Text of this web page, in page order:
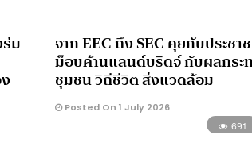
ม จาก EEC ถึง SEC คุยกับประชา
ม็อบค้านแลนด์บริดจ์ กับผลกระ
ชุมชน วิถีชีวิต สิ่งแวดล้อม
Posted On 1 July 2026
691